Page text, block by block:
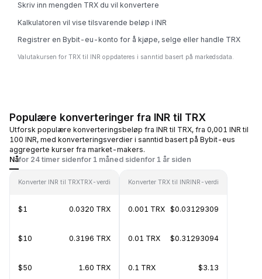
Skriv inn mengden TRX du vil konvertere
Kalkulatoren vil vise tilsvarende beløp i INR
Registrer en Bybit-eu-konto for å kjøpe, selge eller handle TRX
Valutakursen for TRX til INR oppdateres i sanntid basert på markedsdata.
Populære konverteringer fra INR til TRX
Utforsk populære konverteringsbeløp fra INR til TRX, fra 0,001 INR til
100 INR, med konverteringsverdier i sanntid basert på Bybit-eus
aggregerte kurser fra market-makers.
Nåfor 24 timer sidenfor 1 måned sidenfor 1 år siden
Konverter INR til TRXTRX-verdi
$1 0.0320 TRX
$10 0.3196 TRX
$50 1.60 TRX
Konverter TRX til INRINR-verdi
0.001 TRX $0.03129309
0.01 TRX $0.31293094
0.1 TRX $3.13